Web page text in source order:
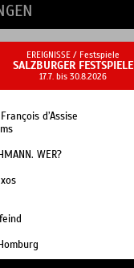
EREIGNISSE / Festspiele
SALZBURGER FESTSPIELE
17.7. bis 30.8.2026
d’Assise
WER?